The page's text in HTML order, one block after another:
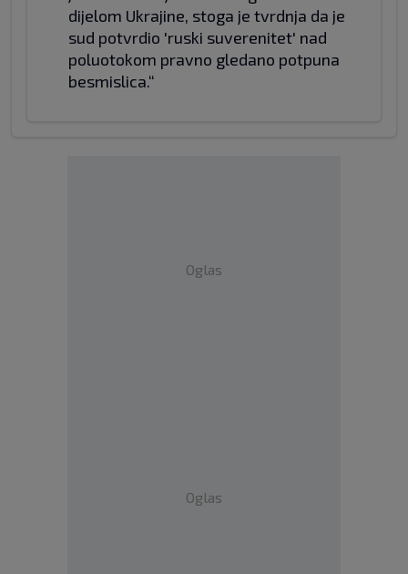
dijelom Ukrajine, stoga je tvrdnja da je
sud potvrdio 'ruski suverenitet' nad
poluotokom pravno gledano potpuna
besmislica.“
Oglas
Oglas